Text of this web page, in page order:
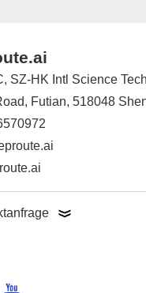
SZ-HK Intl Science
Futian, 518048